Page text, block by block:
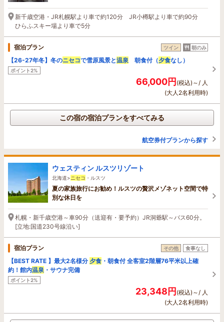
新千歳空港・JR札幌駅より車で約120分 JR小樽駅より車で約90分
ひらふスキー場より車で5分
宿泊プラン ツイン 朝のみ
【26-27年冬】冬のニセコで雪原風景と温泉 朝食付（夕食なし）
ポイント2%
66,000円(税込)～/ 人
(大人2名利用時)
この宿の宿泊プランをすべてみる
航空券付プランから探す
ウェスティン ルスツリゾート
北海道> ニセコ ・ルスツ
夏の家族旅行にお勧め！ルスツの贅沢メゾネット空間で特
別な休日を
札幌・新千歳空港～車90分（送迎有・要予約）JR洞爺駅～バス60分。
[立地:国道230号線沿い]
宿泊プラン その他 食事なし
【BEST RATE 】最大2名様分 夕食 ・朝食付 全客室2階層76平米以上確
約！館内温泉 ・サウナ完備
ポイント2%
23,348円(税込)～/ 人
(大人2名利用時)